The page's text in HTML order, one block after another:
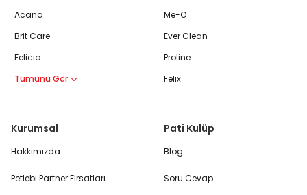
Acana
Brit Care
Felicia
Tümünü Gör
Me-O
Ever Clean
Proline
Felix
Kurumsal
Hakkımızda
Petlebi Partner Fırsatları
Pati Kulüp
Blog
Soru Cevap